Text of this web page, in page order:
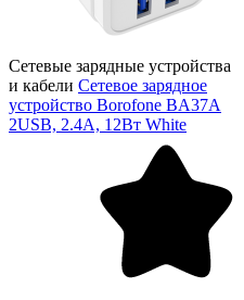
Сетевые зарядные устройства
и кабели Сетевое зарядное
устройство Borofone BA37A
2USB, 2.4A, 12Вт White